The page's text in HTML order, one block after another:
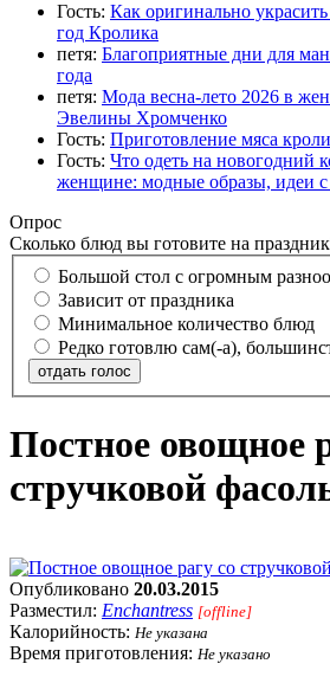
Гость: Как оригинально
год Кролика
петя: Благоприятные дни для
года
петя: Мода весна-лето 2026 в
Эвелины Хромченко
Гость: Приготовление мяса
Гость: Что одеть на новогодний
женщине: модные образы, идеи
Опрос
Сколько блюд вы готовите на
Большой стол с огромным
Зависит от праздника
Минимальное количество блюд
Редко готовлю сам(-а),
отдать голос
Постное овощное
стручковой
Опубликовано 20.03.2015
Разместил: Enchantress [offline]
Калорийность: Не указана
Время приготовления: Не указано